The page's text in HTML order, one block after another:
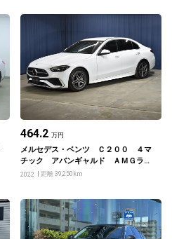
464.2 万円
メルセデス・ベンツ Ｃ２００ ４マ
チック アバンギャルド ＡＭＧライ
ンパッケージ・ベーシックパッケージ
2022 距離 39,250km